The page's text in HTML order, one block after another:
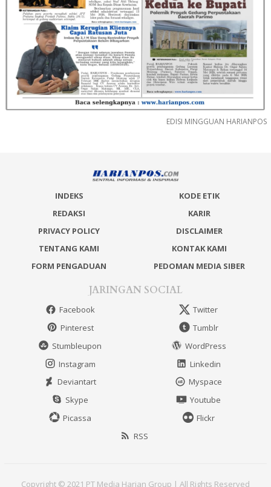
EDISI MINGGUAN HARIANPOS
INDEKS
KODE ETIK
REDAKSI
KARIR
PRIVACY POLICY
DISCLAIMER
TENTANG KAMI
KONTAK KAMI
FORM PENGADUAN
PEDOMAN MEDIA SIBER
JARINGAN SOCIAL
Facebook
Twitter
Pinterest
Tumblr
Stumbleupon
WordPress
Instagram
Linkedin
Deviantart
Myspace
Skype
Youtube
Picassa
Flickr
RSS
Copyright © 2021 PT Media Harian Group | All Rights Reserved